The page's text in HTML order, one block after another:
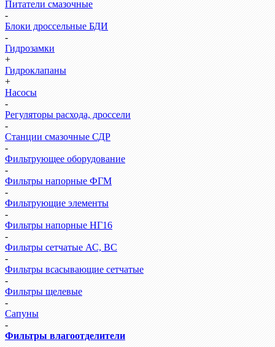
Питатели смазочные
-
Блоки дроссельные БДИ
-
Гидрозамки
+
Гидроклапаны
+
Насосы
-
Регуляторы расхода, дроссели
-
Станции смазочные СДР
-
Фильтрующее оборудование
-
Фильтры напорные ФГМ
-
Фильтрующие элементы
-
Фильтры напорные НГ16
-
Фильтры сетчатые АС, ВС
-
Фильтры всасывающие сетчатые
-
Фильтры щелевые
-
Сапуны
-
Фильтры влагоотделители